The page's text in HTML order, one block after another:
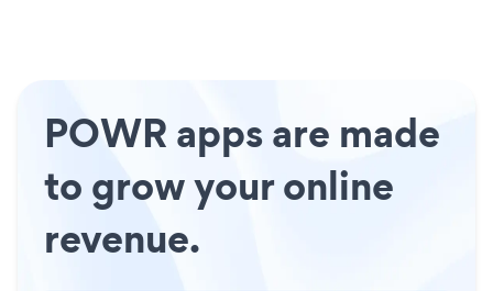
POWR apps are made
to grow your online
revenue.